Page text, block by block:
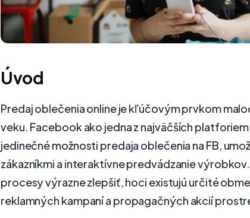
Úvod
Predaj oblečenia online je kľúčovým prvkom
veku. Facebook ako jedna z najväčších
jedinečné možnosti predaja oblečenia na FB,
zákazníkmi a interaktívne predvádzanie
procesy výrazne zlepšiť, hoci existujú určité
reklamných kampaní a propagačných akcií